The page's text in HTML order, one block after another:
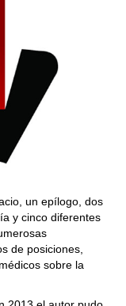
un epílogo, dos
y cinco diferentes
de posiciones,
sobre la